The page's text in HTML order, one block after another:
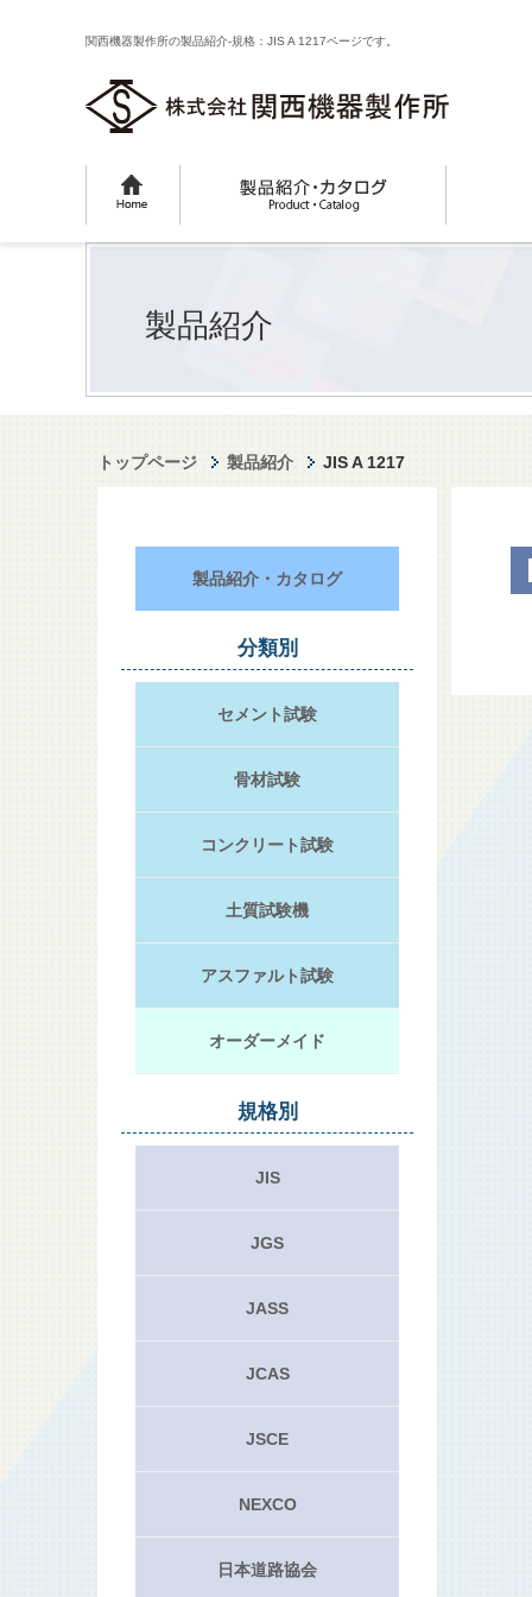
関西機器製作所の製品紹介-規格：JIS A 1217ページです。
製品紹介
トップページ 製品紹介 JIS A 1217
製品紹介・カタログ
分類別
セメント試験
骨材試験
コンクリート試験
土質試験機
アスファルト試験
オーダーメイド
規格別
JIS
JGS
JASS
JCAS
JSCE
NEXCO
日本道路協会